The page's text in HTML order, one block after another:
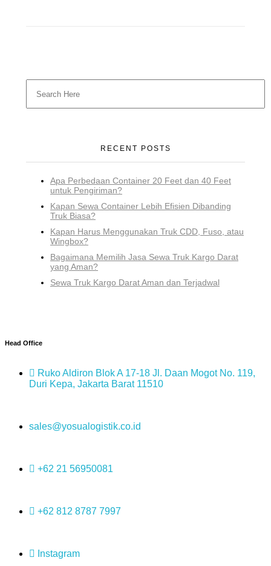
RECENT POSTS
Apa Perbedaan Container 20 Feet dan 40 Feet
untuk Pengiriman?
Kapan Sewa Container Lebih Efisien Dibanding
Truk Biasa?
Kapan Harus Menggunakan Truk CDD, Fuso, atau
Wingbox?
Bagaimana Memilih Jasa Sewa Truk Kargo Darat
yang Aman?
Sewa Truk Kargo Darat Aman dan Terjadwal
Head Office
Ruko Aldiron Blok A 17-18 Jl. Daan Mogot No. 119,
Duri Kepa, Jakarta Barat 11510
sales@yosualogistik.co.id
+62 21 56950081
+62 812 8787 7997
Instagram